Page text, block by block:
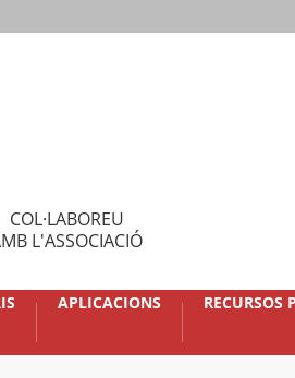
COL·LABOREU
L'ASSOCIACIÓ
APLICACIONS RECURSOS